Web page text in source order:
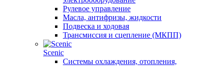
Рулевое управление
Масла, антифризы, жидкости
Подвеска и ходовая
Трансмиссия и сцепление (МКПП)
Scenic
Системы охлаждения, отопления,